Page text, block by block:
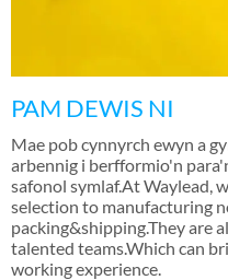
PAM DEWIS NI
Mae pob cynnyrch ewyn a
arbennig i berfformio'n
safonol symlaf.At Waylead,
selection to manufacturing
packing&shipping.They are
talented teams.Which can
working experience